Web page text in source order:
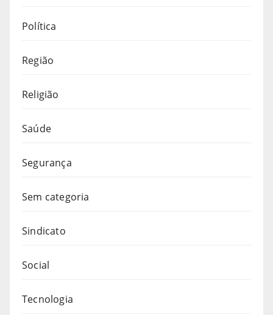
Política
Região
Religião
Saúde
Segurança
Sem categoria
Sindicato
Social
Tecnologia